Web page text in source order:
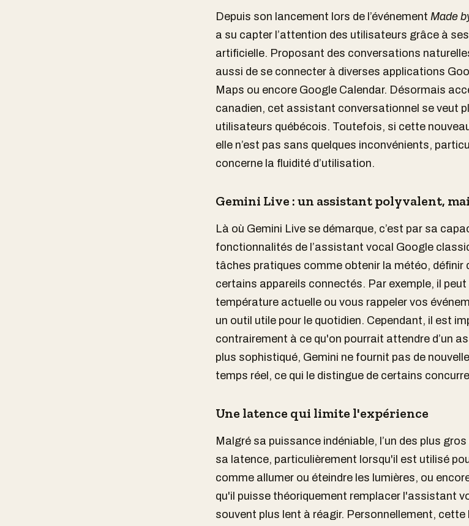
Depuis son lancement lors de l’événement Made
a su capter l’attention des utilisateurs grâce à
artificielle. Proposant des conversations
aussi de se connecter à diverses applications
Maps ou encore Google Calendar. Désormais
canadien, cet assistant conversationnel se veut
utilisateurs québécois. Toutefois, si cette
elle n’est pas sans quelques inconvénients,
concerne la fluidité d’utilisation.
Gemini Live : un assistant polyvalent,
Là où Gemini Live se démarque, c’est par sa
fonctionnalités de l’assistant vocal Google
tâches pratiques comme obtenir la météo, définir
certains appareils connectés. Par exemple, il peut
température actuelle ou vous rappeler vos
un outil utile pour le quotidien. Cependant, il est
contrairement à ce qu'on pourrait attendre d’un
plus sophistiqué, Gemini ne fournit pas de
temps réel, ce qui le distingue de certains
Une latence qui limite l'expérience
Malgré sa puissance indéniable, l’un des plus
sa latence, particulièrement lorsqu'il est utilisé
comme allumer ou éteindre les lumières, ou
qu'il puisse théoriquement remplacer l'assistant
souvent plus lent à réagir. Personnellement,